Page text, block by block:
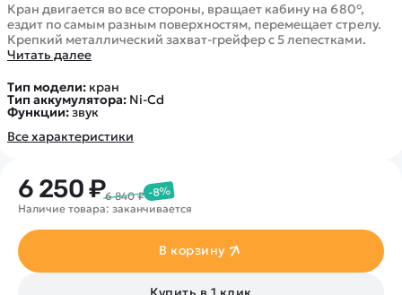
Кран двигается во все стороны, вращает кабину на 680°,
ездит по самым разным поверхностям, перемещает стрелу.
Крепкий металлический захват-грейфер с 5 лепестками.
Читать далее
Тип модели: кран
Тип аккумулятора: Ni-Cd
Функции:звук
Все характеристики
6 250 ₽6 840 ₽ -8%
Наличие товара: заканчивается
В корзину